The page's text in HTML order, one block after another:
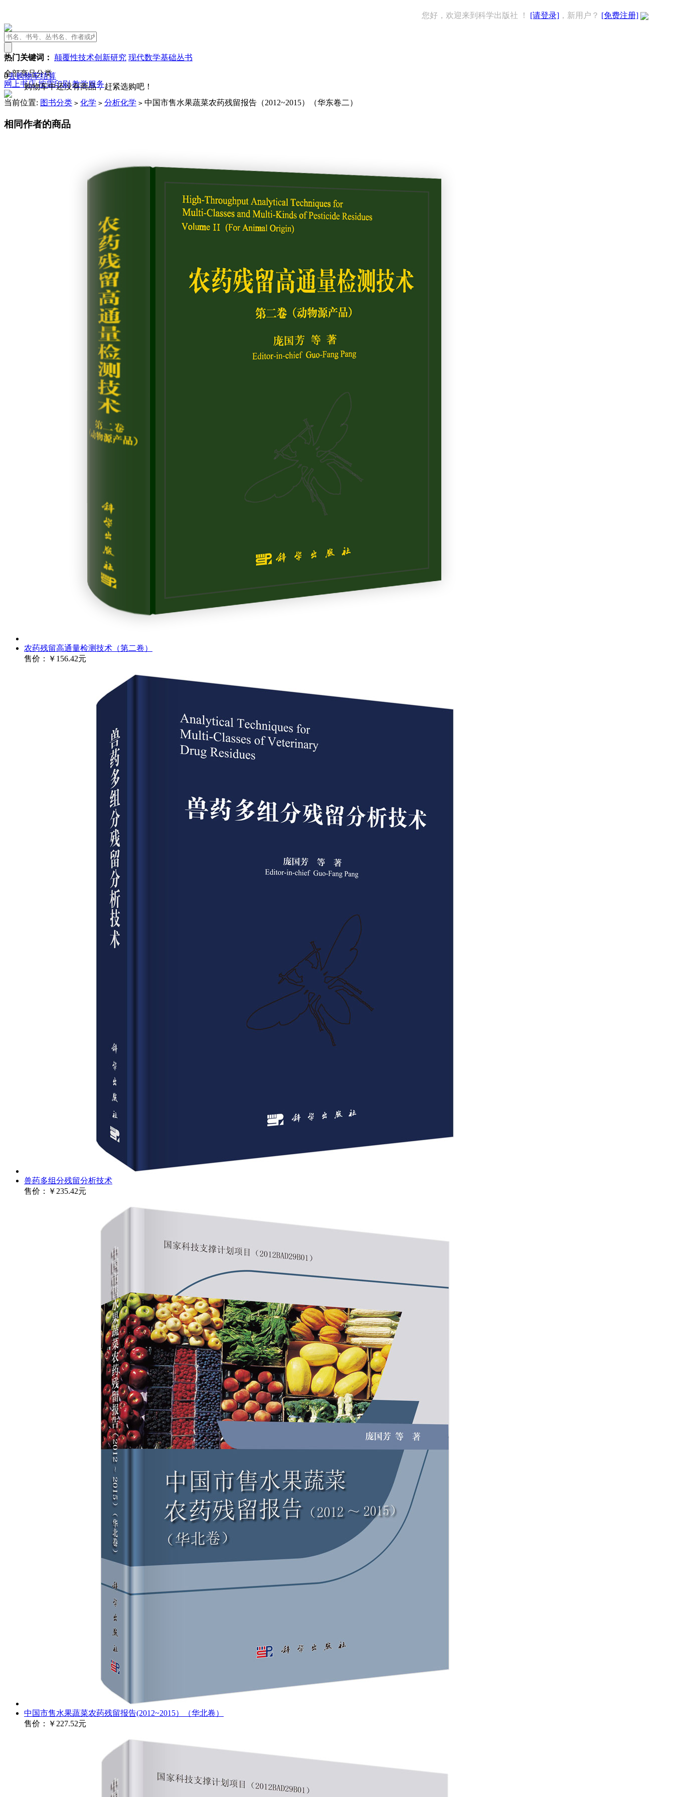
您好，欢迎来到科学出版社 ！ [请登录] ，新用户？ [免费注册]
热门关键词： 颠覆性技术创新研究 现代数学基础丛书
0去购物车结算
购物车中还没有商品，赶紧选购吧！
全部商品分类
网上书店按需印刷 教学服务
当前位置: 图书分类 > 化学 > 分析化学 > 中国市售水果蔬菜农药残留报告（2012~2015）（华东卷二）
相同作者的商品
农药残留高通量检测技术（第二卷）
售价：
￥156.42元
兽药多组分残留分析技术
售价：
￥235.42元
中国市售水果蔬菜农药残留报告(2012~2015）（华北卷）
售价：
￥227.52元